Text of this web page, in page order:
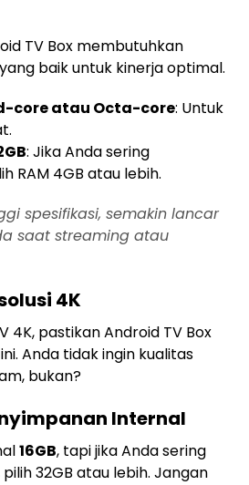
TV Box membutuhkan
yang baik untuk kinerja optimal.
core atau Octa-core: Untuk
: Jika Anda sering
RAM 4GB atau lebih.
spesifikasi, semakin lancar
saat streaming atau
4K
4K, pastikan Android TV Box
Anda tidak ingin kualitas
bukan?
Internal
16GB, tapi jika Anda sering
32GB atau lebih. Jangan